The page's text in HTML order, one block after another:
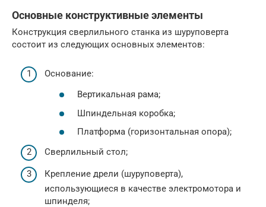
Основные конструктивные элементы
Конструкция сверлильного станка из шуруповерта
состоит из следующих основных элементов:
Основание:
Вертикальная рама;
Шпиндельная коробка;
Платформа (горизонтальная опора);
Сверлильный стол;
Крепление дрели (шуруповерта),
использующиеся в качестве электромотора и
шпинделя;